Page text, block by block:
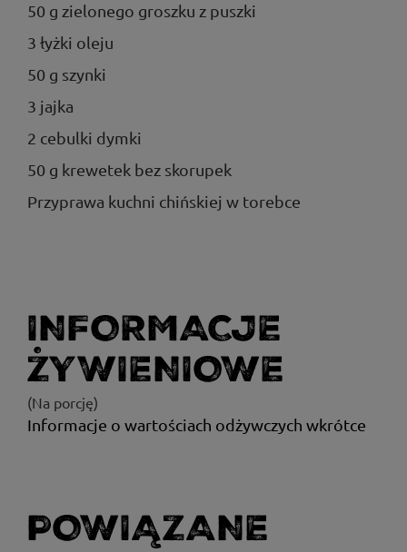
50 g zielonego groszku z puszki
3 łyżki oleju
50 g szynki
3 jajka
2 cebulki dymki
50 g krewetek bez skorupek
Przyprawa kuchni chińskiej w torebce
INFORMACJE
ŻYWIENIOWE
(Na porcję)
Informacje o wartościach odżywczych wkrótce
POWIĄZANE